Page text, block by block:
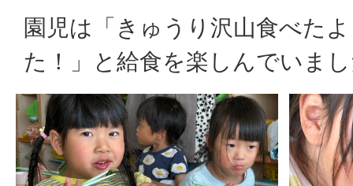
園児は「きゅうり沢山食べた
た！」と給食を楽しんでいま